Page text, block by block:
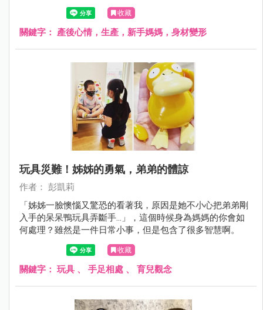
收藏
關鍵字： 產後心情，生產，新手媽媽，身材變形
玩具災難！姊姊的勇氣，弟弟的體諒
作者： 彭凱莉
「姊姊一臉懊惱又驚恐的看著我，原因是她不小心把弟弟剛
入手的呆呆鴨玩具弄斷手...」，這個時候身為媽媽的你會如
何處理？雖然是一件日常小事，但是包含了很多智慧啊。
收藏
關鍵字： 玩具 、 手足相處 、 育兒觀念